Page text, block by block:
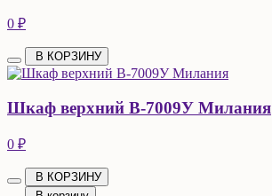
0 ₽
В КОРЗИНУ
Шкаф верхний В-7009У Милания
0 ₽
В КОРЗИНУ